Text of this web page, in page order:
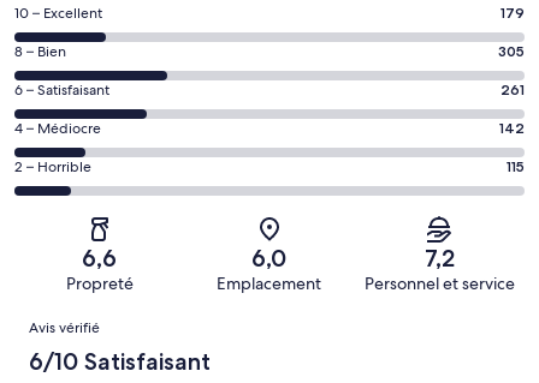
Note
des
voyageurs
de 10
(Excellent),
d’après 179 avis
sur 1002.
10 – Excellent 179
Note
des
voyageurs
de 8
(Bien),
d’après 305 avis
8 – Bien 305
Note
des
voyageurs
de 6
(Satisfaisant),
d’après 261 avis
sur 1002.
6 – Satisfaisant 261
Note
des
voyageurs
(Médiocre),
d’après 142 avis
sur 1002.
4 – Médiocre 142
Note
des
voyageurs
(Horrible),
d’après 115 avis
sur 1002.
2 – Horrible 115
6,6
Propreté
6,0
Emplacement
7,2
Personnel et service
Avis
Avis vérifié
6/10 Satisfaisant